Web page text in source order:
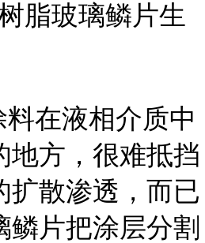
在液相介质中
地方，很难抵挡
扩散渗透，而已
鳞片把涂层分割